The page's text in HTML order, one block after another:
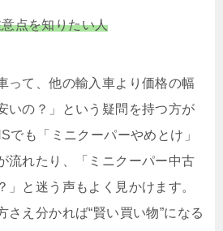
点を知りたい人
って、他の輸入車より価格の幅
いの？」という疑問を持つ方が
でも「ミニクーパーやめとけ」
流れたり、「ミニクーパー中古
」と迷う声もよく見かけます。
さえ分かれば“賢い買い物”になる